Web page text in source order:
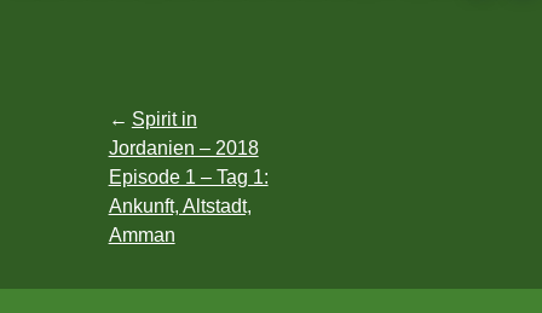
Beitragsnavigation
Spirit in
Jordanien – 2018
Episode 1 – Tag 1:
Ankunft, Altstadt,
Amman